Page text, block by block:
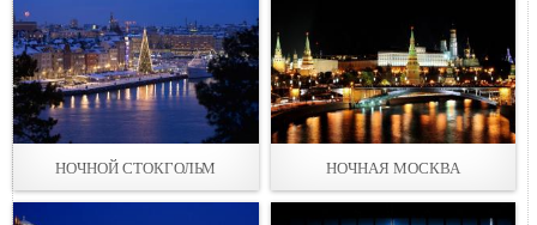
НОЧНОЙ СТОКГОЛЬМ НОЧНАЯ МОСКВА